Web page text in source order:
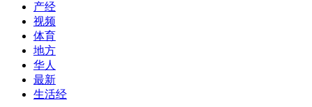
产经
视频
体育
地方
华人
最新
生活经